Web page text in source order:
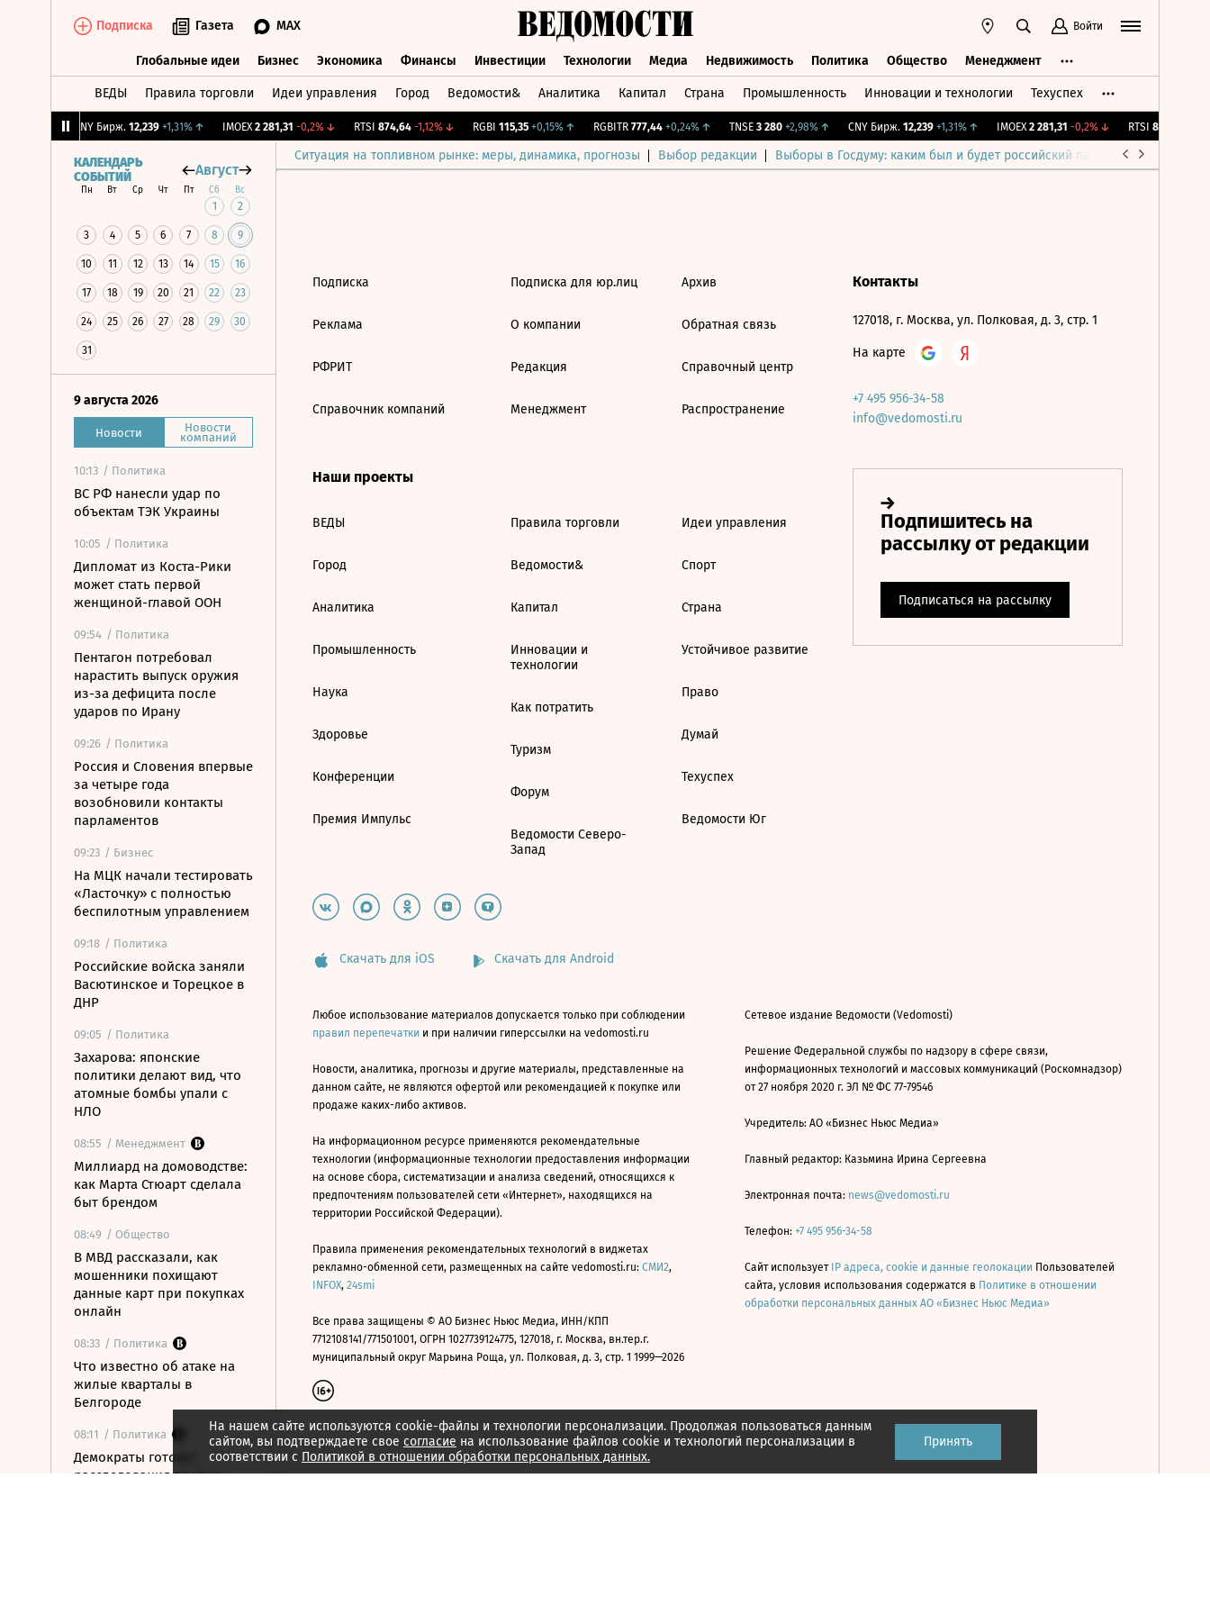
Подписка Газета MAX Войти
Глобальные идеи Бизнес Экономика Финансы Инвестиции Технологии Медиа Недвижимость Политика Общество Менеджмент
ВЕДЫ Правила торговли Идеи управления Город Ведомости& Аналитика Капитал Страна Промышленность Инновации и технологии Техуспех
CNY Бирж. 12,239 +1,31%↑ IMOEX 2 281,31 -0,2%↓ RTSI 874,64 -1,12%↓ RGBI 115,35 +0,15%↑ RGBITR 777,44 +0,24%↑ TNSE 3 280 +2,98%↑ CNY Бирж. 12,239 +1,31%↑ IMOEX 2 281,31 -0,2%↓ RTSI 874,64
Ситуация на топливном рынке: меры, динамика, прогнозы Выбор редакции Выборы в Госдуму: каким был и будет российский парламент
КАЛЕНДАРЬ
СОБЫТИЙ
Август
Пн Вт Ср Чт Пт Сб Вс
1 2
3 4 5 6 7 8 9
10 11 12 13 14 15 16
17 18 19 20 21 22 23
24 25 26 27 28 29 30
31
9 августа 2026
Новости Новости
компаний
10:13 / Политика
ВС РФ нанесли удар по
объектам ТЭК Украины
10:05 / Политика
Дипломат из Коста-Рики
может стать первой
женщиной-главой ООН
09:54 / Политика
Пентагон потребовал
нарастить выпуск оружия
из-за дефицита после
ударов по Ирану
09:26 / Политика
Россия и Словения впервые
за четыре года
возобновили контакты
парламентов
09:23 / Бизнес
На МЦК начали тестировать
«Ласточку» с полностью
беспилотным управлением
09:18 / Политика
Российские войска заняли
Васютинское и Торецкое в
ДНР
09:05 / Политика
Захарова: японские
политики делают вид, что
атомные бомбы упали с
НЛО
08:55 / Менеджмент
Миллиард на домоводстве:
как Марта Стюарт сделала
быт брендом
08:49 / Общество
В МВД рассказали, как
мошенники похищают
данные карт при покупках
онлайн
08:33 / Политика
Что известно об атаке на
жилые кварталы в
Белгороде
08:11 / Политика
Демократы готовят
расследования против
На нашем сайте используются cookie-файлы и технологии персонализации. Продолжая пользоваться данным
сайтом, вы подтверждаете свое согласие на использование файлов cookie и технологий персонализации в
соответствии с Политикой в отношении обработки персональных данных.
Принять
Подписка
Реклама
РФРИТ
Справочник компаний
Подписка для юр.лиц
О компании
Редакция
Менеджмент
Архив
Обратная связь
Справочный центр
Распространение
Наши проекты
ВЕДЫ
Город
Аналитика
Промышленность
Наука
Здоровье
Конференции
Премия Импульс
Правила торговли
Ведомости&
Капитал
Инновации и
технологии
Как потратить
Туризм
Форум
Ведомости Северо-
Запад
Идеи управления
Спорт
Страна
Устойчивое развитие
Право
Думай
Техуспех
Ведомости Юг
Контакты
127018, г. Москва, ул. Полковая, д. 3, стр. 1
На карте
+7 495 956-34-58
info@vedomosti.ru
Скачать для iOS Скачать для Android
Любое использование материалов допускается только при соблюдении
правил перепечатки и при наличии гиперссылки на vedomosti.ru
Новости, аналитика, прогнозы и другие материалы, представленные на
данном сайте, не являются офертой или рекомендацией к покупке или
продаже каких-либо активов.
На информационном ресурсе применяются рекомендательные
технологии (информационные технологии предоставления информации
на основе сбора, систематизации и анализа сведений, относящихся к
предпочтениям пользователей сети «Интернет», находящихся на
территории Российской Федерации).
Правила применения рекомендательных технологий в виджетах
рекламно-обменной сети, размещенных на сайте vedomosti.ru: СМИ2,
INFOX, 24smi
Все права защищены © АО Бизнес Ньюс Медиа, ИНН/КПП
7712108141/771501001, ОГРН 1027739124775, 127018, г. Москва, вн.тер.г.
муниципальный округ Марьина Роща, ул. Полковая, д. 3, стр. 1 1999—2026
Сетевое издание Ведомости (Vedomosti)
Решение Федеральной службы по надзору в сфере связи,
информационных технологий и массовых коммуникаций (Роскомнадзор)
от 27 ноября 2020 г. ЭЛ № ФС 77-79546
Учредитель: АО «Бизнес Ньюс Медиа»
Главный редактор: Казьмина Ирина Сергеевна
Электронная почта: news@vedomosti.ru
Телефон: +7 495 956-34-58
Сайт использует IP адреса, cookie и данные геолокации Пользователей
сайта, условия использования содержатся в Политике в отношении
обработки персональных данных АО «Бизнес Ньюс Медиа»